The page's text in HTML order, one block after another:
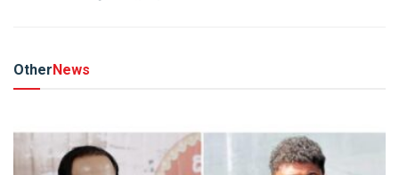
Other News